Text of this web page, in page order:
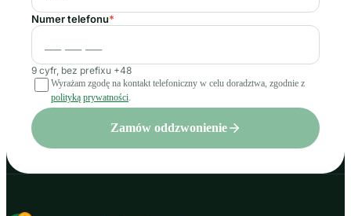
Numer telefonu*
9 cyfr, bez prefixu +48
Wyrażam zgodę na kontakt telefoniczny w celu doradztwa, zgodnie z
polityką prywatności.
Zamów oddzwonienie